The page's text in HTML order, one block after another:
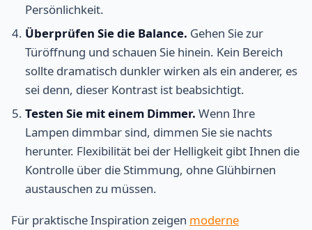
Persönlichkeit.
Überprüfen Sie die Balance. Gehen Sie zur
Türöffnung und schauen Sie hinein. Kein Bereich
sollte dramatisch dunkler wirken als ein anderer, es
sei denn, dieser Kontrast ist beabsichtigt.
Testen Sie mit einem Dimmer. Wenn Ihre
Lampen dimmbar sind, dimmen Sie sie nachts
herunter. Flexibilität bei der Helligkeit gibt Ihnen die
Kontrolle über die Stimmung, ohne Glühbirnen
austauschen zu müssen.
Für praktische Inspiration zeigen moderne